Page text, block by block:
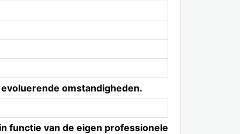
omstandigheden.
functie van de eigen professionele